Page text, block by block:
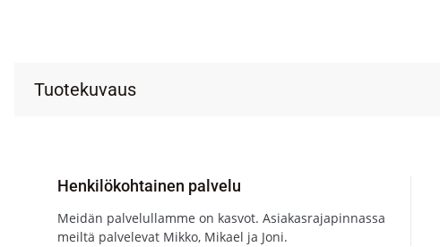
Tuotekuvaus
Henkilökohtainen palvelu
Meidän palvelullamme on kasvot. Asiakasrajapinnassa
meiltä palvelevat Mikko, Mikael ja Joni.